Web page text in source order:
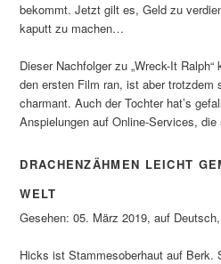
bekommt. Jetzt gilt es, Geld zu
kaputt zu machen…
Dieser Nachfolger zu „Wreck-It
den ersten Film ran, ist aber trotzdem
charmant. Auch der Tochter hat’s
Anspielungen auf Online-Services,
DRACHENZÄHMEN LEICHT
WELT
Gesehen: 05. März 2019, auf
Hicks ist Stammesoberhaut auf Berk.